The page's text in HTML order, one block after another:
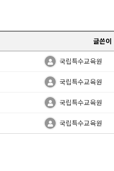
글쓴이
국립특수교육원
국립특수교육원
국립특수교육원
국립특수교육원